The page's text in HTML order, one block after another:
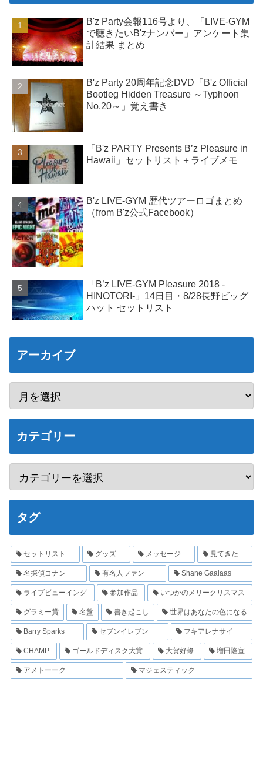
B'z Party会報116号より、「LIVE-GYM
で聴きたいB'zナンバー」アンケート集
計結果 まとめ
B'z Party 20周年記念DVD「B'z Official
Bootleg Hidden Treasure ～Typhoon
No.20～」覚え書き
「B'z PARTY Presents B’z Pleasure in
Hawaii」セットリスト＋ライブメモ
B'z LIVE-GYM 歴代ツアーロゴまとめ
（from B'z公式Facebook）
「B’z LIVE-GYM Pleasure 2018 -
HINOTORI-」14日目・8/28長野ビッグ
ハット セットリスト
アーカイブ
カテゴリー
タグ
セットリスト グッズ メッセージ 見てきた
名探偵コナン 有名人ファン Shane Gaalaas
ライブビューイング 参加作品 いつかのメリークリスマス
グラミー賞 名盤 書き起こし 世界はあなたの色になる
Barry Sparks セブンイレブン フキアレナサイ
CHAMP ゴールドディスク大賞 大賀好修 増田隆宣
アメトーーク マジェスティック